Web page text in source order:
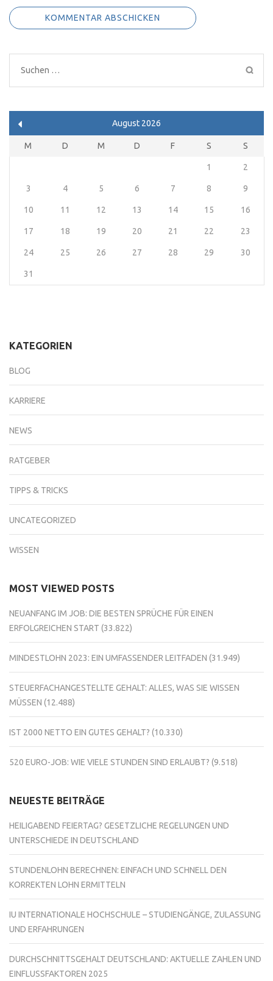
Suchen
August 2026
M D M D F S S
1 2
3 4 5 6 7 8 9
10 11 12 13 14 15 16
17 18 19 20 21 22 23
24 25 26 27 28 29 30
31
KATEGORIEN
BLOG
KARRIERE
NEWS
RATGEBER
TIPPS & TRICKS
UNCATEGORIZED
WISSEN
MOST VIEWED POSTS
NEUANFANG IM JOB: DIE BESTEN SPRÜCHE FÜR EINEN
ERFOLGREICHEN START (33.822)
MINDESTLOHN 2023: EIN UMFASSENDER LEITFADEN (31.949)
STEUERFACHANGESTELLTE GEHALT: ALLES, WAS SIE WISSEN
MÜSSEN (12.488)
IST 2000 NETTO EIN GUTES GEHALT? (10.330)
520 EURO-JOB: WIE VIELE STUNDEN SIND ERLAUBT? (9.518)
NEUESTE BEITRÄGE
HEILIGABEND FEIERTAG? GESETZLICHE REGELUNGEN UND
UNTERSCHIEDE IN DEUTSCHLAND
STUNDENLOHN BERECHNEN: EINFACH UND SCHNELL DEN
KORREKTEN LOHN ERMITTELN
IU INTERNATIONALE HOCHSCHULE – STUDIENGÄNGE, ZULASSUNG
UND ERFAHRUNGEN
DURCHSCHNITTSGEHALT DEUTSCHLAND: AKTUELLE ZAHLEN UND
EINFLUSSFAKTOREN 2025